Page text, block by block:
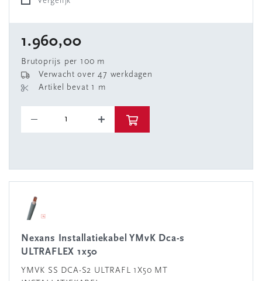
1.960,00
Brutoprijs per 100 m
Verwacht over 47 werkdagen
Artikel bevat 1 m
Nexans Installatiekabel YMvK Dca-s
ULTRAFLEX 1x50
YMVK SS DCA-S2 ULTRAFL 1X50 MT